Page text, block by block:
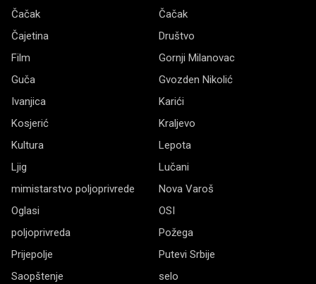
Čačak
Čačak
Čajetina
Društvo
Film
Gornji Milanovac
Guča
Gvozden Nikolić
Ivanjica
Karići
Kosjerić
Kraljevo
Kultura
Lepota
Ljig
Lučani
mimistarstvo poljoprivrede
Nova Varoš
Oglasi
OSI
poljoprivreda
Požega
Prijepolje
Putevi Srbije
Saopštenje
selo